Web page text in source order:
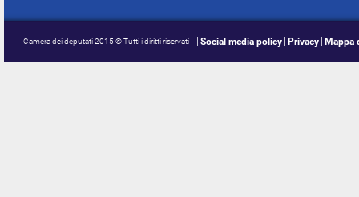
Camera dei deputati 2015 © Tutti i diritti riservati Social media policy Privacy Mappa